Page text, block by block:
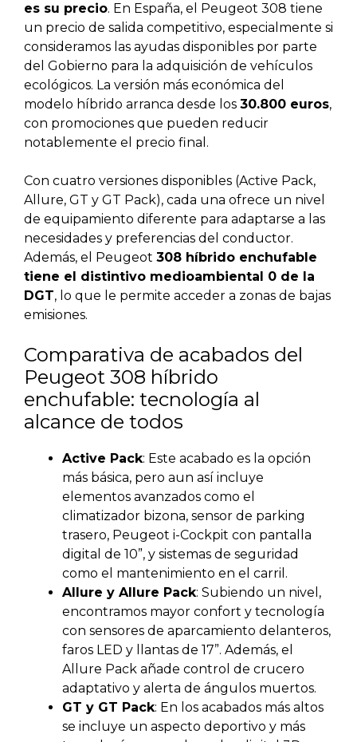
es su precio. En España, el Peugeot 308 tiene
un precio de salida competitivo, especialmente si
consideramos las ayudas disponibles por parte
del Gobierno para la adquisición de vehículos
ecológicos. La versión más económica del
modelo híbrido arranca desde los 30.800 euros,
con promociones que pueden reducir
notablemente el precio final.
Con cuatro versiones disponibles (Active Pack,
Allure, GT y GT Pack), cada una ofrece un nivel
de equipamiento diferente para adaptarse a las
necesidades y preferencias del conductor.
Además, el Peugeot 308 híbrido enchufable
tiene el distintivo medioambiental 0 de la
DGT, lo que le permite acceder a zonas de bajas
emisiones.
Comparativa de acabados del
Peugeot 308 híbrido
enchufable: tecnología al
alcance de todos
Active Pack: Este acabado es la opción
más básica, pero aun así incluye
elementos avanzados como el
climatizador bizona, sensor de parking
trasero, Peugeot i-Cockpit con pantalla
digital de 10”, y sistemas de seguridad
como el mantenimiento en el carril.
Allure y Allure Pack: Subiendo un nivel,
encontramos mayor confort y tecnología
con sensores de aparcamiento delanteros,
faros LED y llantas de 17”. Además, el
Allure Pack añade control de crucero
adaptativo y alerta de ángulos muertos.
GT y GT Pack: En los acabados más altos
se incluye un aspecto deportivo y más